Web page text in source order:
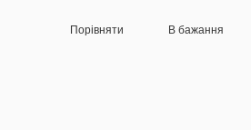
Порівняти В бажання